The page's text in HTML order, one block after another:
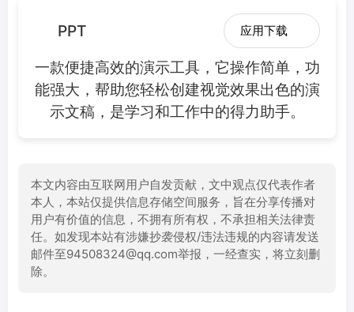
PPT 应用下载
一款便捷高效的演示工具，它操作简单，功
能强大，帮助您轻松创建视觉效果出色的演
示文稿，是学习和工作中的得力助手。
本文内容由互联网用户自发贡献，文中观点仅代表作者
本人，本站仅提供信息存储空间服务，旨在分享传播对
用户有价值的信息，不拥有所有权，不承担相关法律责
任。如发现本站有涉嫌抄袭侵权/违法违规的内容请发送
邮件至94508324@qq.com举报，一经查实，将立刻删
除。